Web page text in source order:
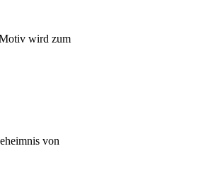
wird zum
von